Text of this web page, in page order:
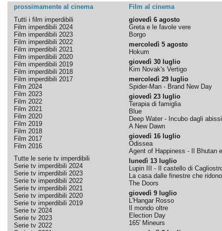
prossimamente al cinema
Film al cinema
Tutti i film imperdibili
Film imperdibili 2024
Film imperdibili 2023
Film imperdibili 2022
Film imperdibili 2021
Film imperdibili 2020
Film imperdibili 2019
Film imperdibili 2018
Film imperdibili 2017
Film 2024
Film 2023
Film 2022
Film 2021
Film 2020
Film 2019
Film 2018
Film 2017
Film 2016
Tutte le serie tv imperdibili
Serie tv imperdibili 2024
Serie tv imperdibili 2023
Serie tv imperdibili 2022
Serie tv imperdibili 2021
Serie tv imperdibili 2020
Serie tv imperdibili 2019
Serie tv 2024
Serie tv 2023
Serie tv 2022
giovedì 6 agosto
Greta e le favole vere
Borgo
mercoledì 5 agosto
Hokum
giovedì 30 luglio
Kim Novak's Vertigo
mercoledì 29 luglio
Spider-Man - Brand New Day
giovedì 23 luglio
Terapia di famiglia
Blue
Deep Water - Incubo dagli abissi
A New Dawn
giovedì 16 luglio
Odissea
Agent of Happiness - Il Bhutan
lunedì 13 luglio
Lupin III - Il castello di
La casa dalle finestre che ridono
The Doors
giovedì 9 luglio
L'Hangar Rosso
Il mondo oltre
Election Day
165' Mineurs